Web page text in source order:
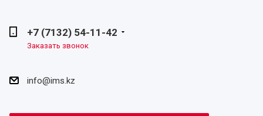
+7 (7132) 54-11-42
Заказать звонок
info@ims.kz